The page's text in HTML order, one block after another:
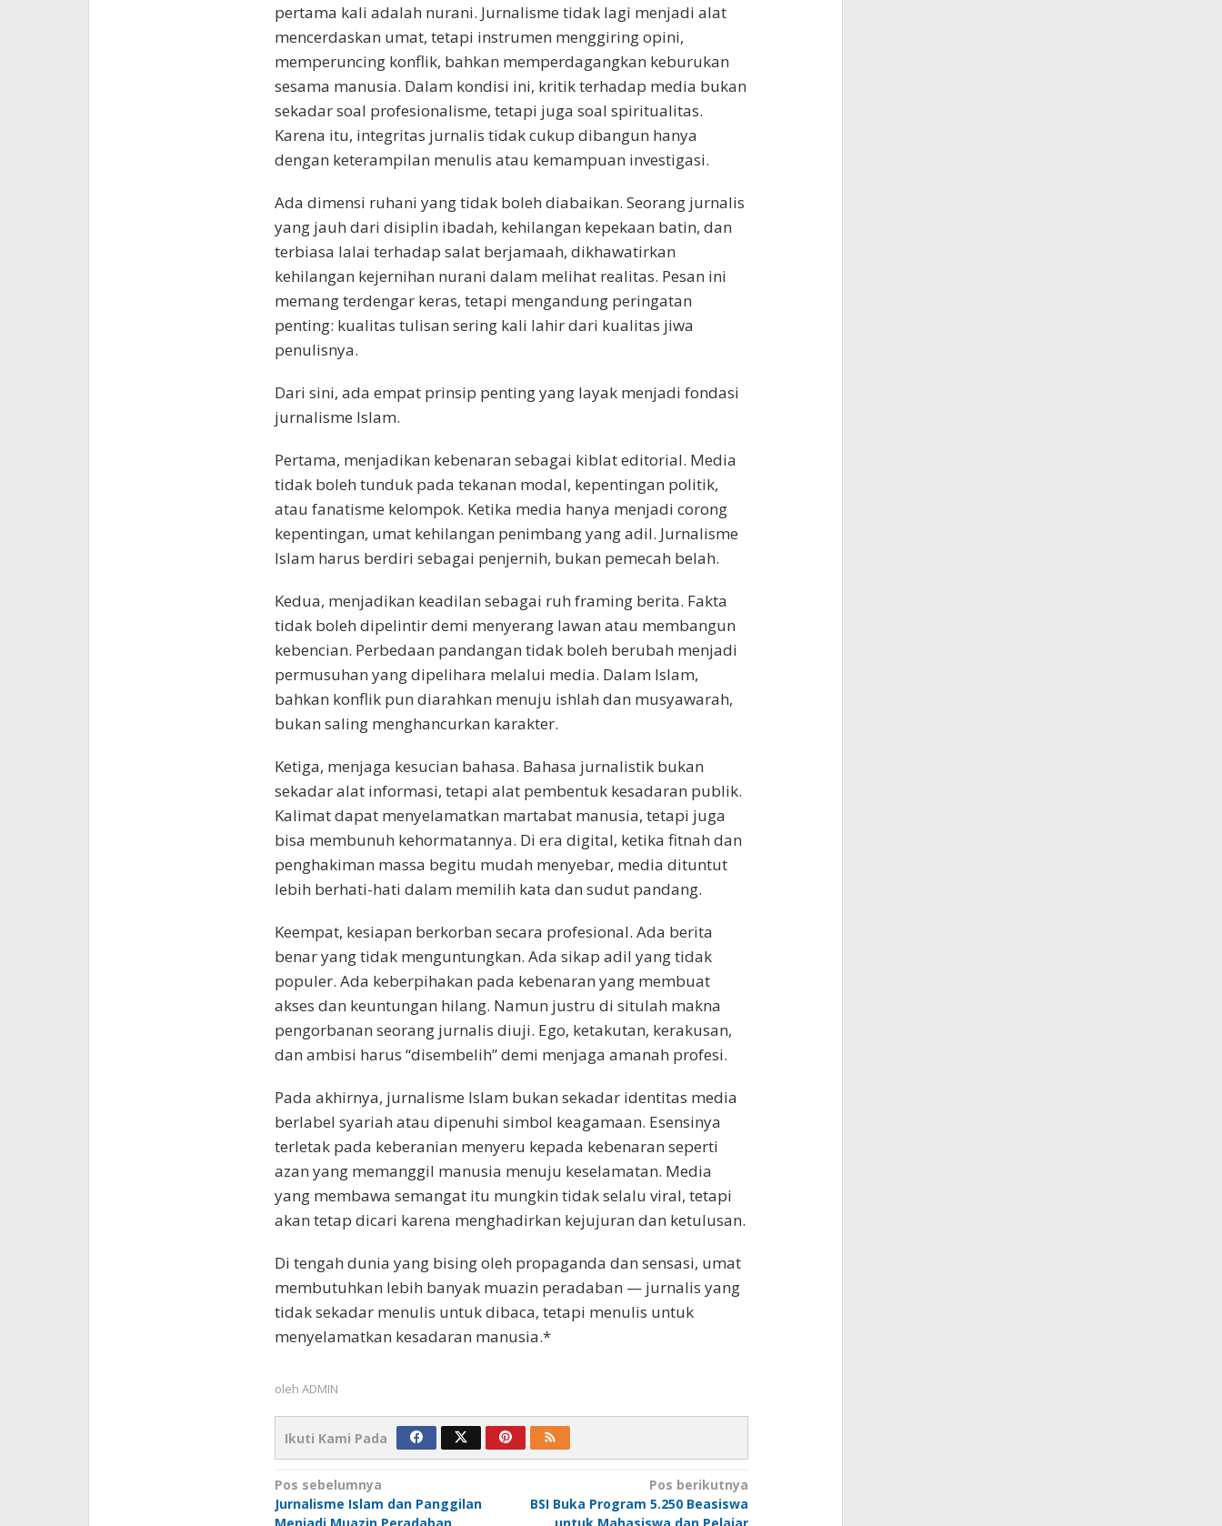
pertama kali adalah nurani. Jurnalisme tidak lagi menjadi alat
mencerdaskan umat, tetapi instrumen menggiring opini,
memperuncing konflik, bahkan memperdagangkan keburukan
sesama manusia. Dalam kondisi ini, kritik terhadap media bukan
sekadar soal profesionalisme, tetapi juga soal spiritualitas.
Karena itu, integritas jurnalis tidak cukup dibangun hanya
dengan keterampilan menulis atau kemampuan investigasi.
Ada dimensi ruhani yang tidak boleh diabaikan. Seorang jurnalis
yang jauh dari disiplin ibadah, kehilangan kepekaan batin, dan
terbiasa lalai terhadap salat berjamaah, dikhawatirkan
kehilangan kejernihan nurani dalam melihat realitas. Pesan ini
memang terdengar keras, tetapi mengandung peringatan
penting: kualitas tulisan sering kali lahir dari kualitas jiwa
penulisnya.
Dari sini, ada empat prinsip penting yang layak menjadi fondasi
jurnalisme Islam.
Pertama, menjadikan kebenaran sebagai kiblat editorial. Media
tidak boleh tunduk pada tekanan modal, kepentingan politik,
atau fanatisme kelompok. Ketika media hanya menjadi corong
kepentingan, umat kehilangan penimbang yang adil. Jurnalisme
Islam harus berdiri sebagai penjernih, bukan pemecah belah.
Kedua, menjadikan keadilan sebagai ruh framing berita. Fakta
tidak boleh dipelintir demi menyerang lawan atau membangun
kebencian. Perbedaan pandangan tidak boleh berubah menjadi
permusuhan yang dipelihara melalui media. Dalam Islam,
bahkan konflik pun diarahkan menuju ishlah dan musyawarah,
bukan saling menghancurkan karakter.
Ketiga, menjaga kesucian bahasa. Bahasa jurnalistik bukan
sekadar alat informasi, tetapi alat pembentuk kesadaran publik.
Kalimat dapat menyelamatkan martabat manusia, tetapi juga
bisa membunuh kehormatannya. Di era digital, ketika fitnah dan
penghakiman massa begitu mudah menyebar, media dituntut
lebih berhati-hati dalam memilih kata dan sudut pandang.
Keempat, kesiapan berkorban secara profesional. Ada berita
benar yang tidak menguntungkan. Ada sikap adil yang tidak
populer. Ada keberpihakan pada kebenaran yang membuat
akses dan keuntungan hilang. Namun justru di situlah makna
pengorbanan seorang jurnalis diuji. Ego, ketakutan, kerakusan,
dan ambisi harus “disembelih” demi menjaga amanah profesi.
Pada akhirnya, jurnalisme Islam bukan sekadar identitas media
berlabel syariah atau dipenuhi simbol keagamaan. Esensinya
terletak pada keberanian menyeru kepada kebenaran seperti
azan yang memanggil manusia menuju keselamatan. Media
yang membawa semangat itu mungkin tidak selalu viral, tetapi
akan tetap dicari karena menghadirkan kejujuran dan ketulusan.
Di tengah dunia yang bising oleh propaganda dan sensasi, umat
membutuhkan lebih banyak muazin peradaban — jurnalis yang
tidak sekadar menulis untuk dibaca, tetapi menulis untuk
menyelamatkan kesadaran manusia.*
oleh ADMIN
Ikuti Kami Pada
Navigasi
pos
Pos sebelumnya
Jurnalisme Islam dan Panggilan
Pos berikutnya
BSI Buka Program 5.250 Beasiswa